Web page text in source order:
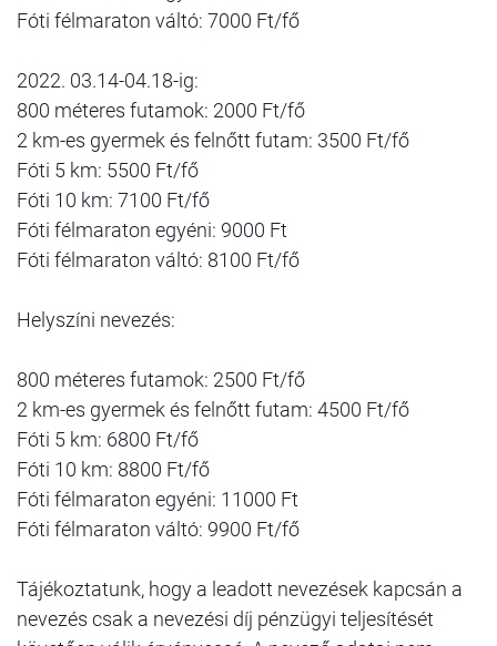
Fóti félmaraton váltó: 7000 Ft/fő
2022. 03.14-04.18-ig:
800 méteres futamok: 2000 Ft/fő
2 km-es gyermek és felnőtt futam: 3500 Ft/fő
Fóti 5 km: 5500 Ft/fő
Fóti 10 km: 7100 Ft/fő
Fóti félmaraton egyéni: 9000 Ft
Fóti félmaraton váltó: 8100 Ft/fő
Helyszíni nevezés:
800 méteres futamok: 2500 Ft/fő
2 km-es gyermek és felnőtt futam: 4500 Ft/fő
Fóti 5 km: 6800 Ft/fő
Fóti 10 km: 8800 Ft/fő
Fóti félmaraton egyéni: 11000 Ft
Fóti félmaraton váltó: 9900 Ft/fő
Tájékoztatunk, hogy a leadott nevezések kapcsán a
nevezés csak a nevezési díj pénzügyi teljesítését